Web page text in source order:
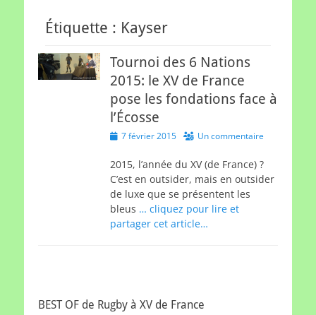
Étiquette : Kayser
Tournoi des 6 Nations
2015: le XV de France
pose les fondations face à
l’Écosse
Posted7 février 2015 Un commentaire
2015, l’année du XV (de France) ?
C’est en outsider, mais en outsider
de luxe que se présentent les
bleus … cliquez pour lire et
partager cet article…
BEST OF de Rugby à XV de France